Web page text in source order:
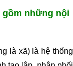
gồm những nội
là xã) là hệ thống